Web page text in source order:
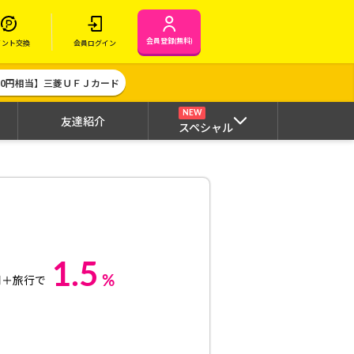
ント交換 会員ログイン 会員登録(無料)
円相当】三菱ＵＦＪカード
友達紹介
NEW
スペシャル
旅行で 1.5 %